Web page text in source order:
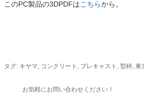
このPC製品の3DPDFはこちらから。
タグ: キヤマ, コンクリート , プレキャスト , 型枠, 東
お気軽にお問い合わせください！